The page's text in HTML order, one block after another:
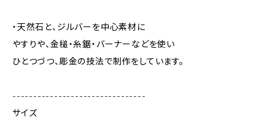
・天然石と、ジルバーを中心素材に
やすりや、金槌・糸鋸・バーナーなどを使い
ひとつづつ、彫金の技法で制作をしています。
--------------------------------
サイズ